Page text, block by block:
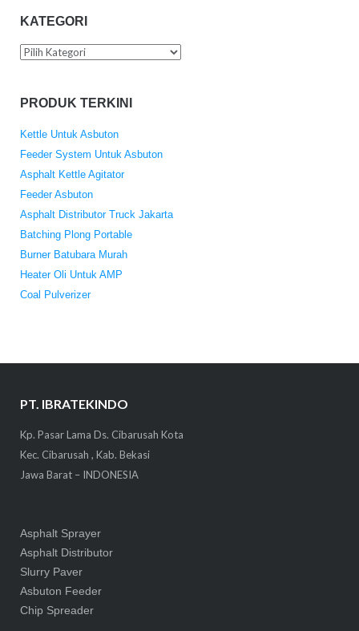
KATEGORI
Kategori
PRODUK TERKINI
Kettle Untuk Asbuton
Feeder System Untuk Asbuton
Asphalt Kettle Agitator
Feeder Asbuton
Asphalt Distributor Truck Jakarta
Batching Plong Portable
Burner Batubara Murah
Heater Oli Untuk AMP
Coal Pulverizer
PT. IBRATEKINDO
Kp. Pasar Lama Ds. Cibarusah Kota
Kec. Cibarusah , Kab. Bekasi
Jawa Barat – INDONESIA
Asphalt Sprayer
Asphalt Distributor
Slurry Paver
Asbuton Feeder
Chip Spreader